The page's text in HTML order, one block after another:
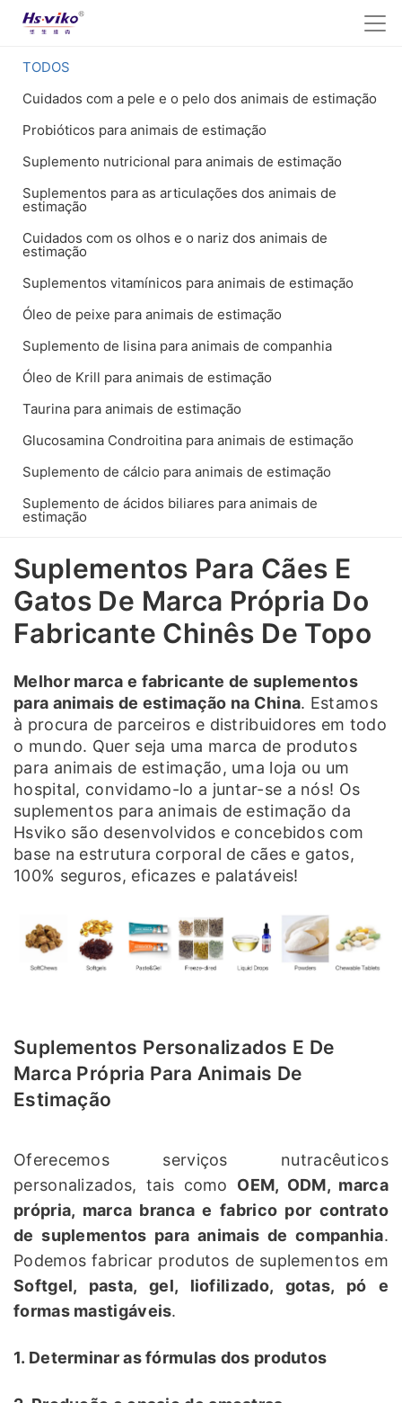
TODOS
Cuidados com a pele e o pelo dos animais de estimação
Probióticos para animais de estimação
Suplemento nutricional para animais de estimação
Suplementos para as articulações dos animais de
estimação
Cuidados com os olhos e o nariz dos animais de
estimação
Suplementos vitamínicos para animais de estimação
Óleo de peixe para animais de estimação
Suplemento de lisina para animais de companhia
Óleo de Krill para animais de estimação
Taurina para animais de estimação
Glucosamina Condroitina para animais de estimação
Suplemento de cálcio para animais de estimação
Suplemento de ácidos biliares para animais de
estimação
Suplementos Para Cães E
Gatos De Marca Própria Do
Fabricante Chinês De Topo
Melhor marca e fabricante de suplementos
para animais de estimação na China. Estamos
à procura de parceiros e distribuidores em todo
o mundo. Quer seja uma marca de produtos
para animais de estimação, uma loja ou um
hospital, convidamo-lo a juntar-se a nós! Os
suplementos para animais de estimação da
Hsviko são desenvolvidos e concebidos com
base na estrutura corporal de cães e gatos,
100% seguros, eficazes e palatáveis!
Suplementos Personalizados E De
Marca Própria Para Animais De
Estimação
Oferecemos serviços nutracêuticos
personalizados, tais como OEM, ODM, marca
própria, marca branca e fabrico por contrato
de suplementos para animais de companhia.
Podemos fabricar produtos de suplementos em
Softgel, pasta, gel, liofilizado, gotas, pó e
formas mastigáveis.
1. Determinar as fórmulas dos produtos